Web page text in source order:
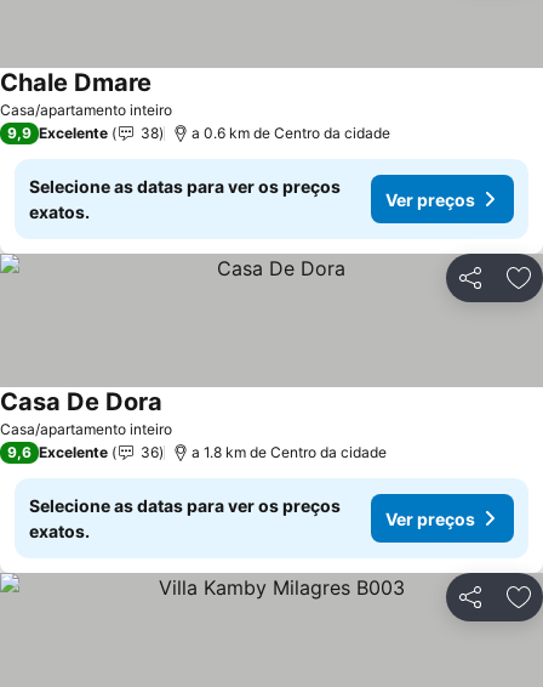
Casa/apartamento inteiro
Chale Dmare
9,9 Excelente 38 a 0.6 km de Centro da cidade
Selecione as datas para ver os preços
exatos.
Ver preços
Partilhar
Casa/apartamento inteiro
Casa De Dora
9,6 Excelente 36 a 1.8 km de Centro da cidade
Selecione as datas para ver os preços
exatos.
Ver preços
Partilhar